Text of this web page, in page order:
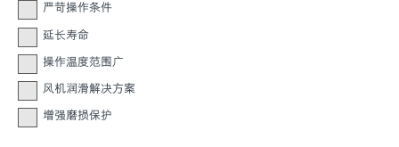
严苛操作条件
延长寿命
操作温度范围广
风机润滑解决方案
增强磨损保护